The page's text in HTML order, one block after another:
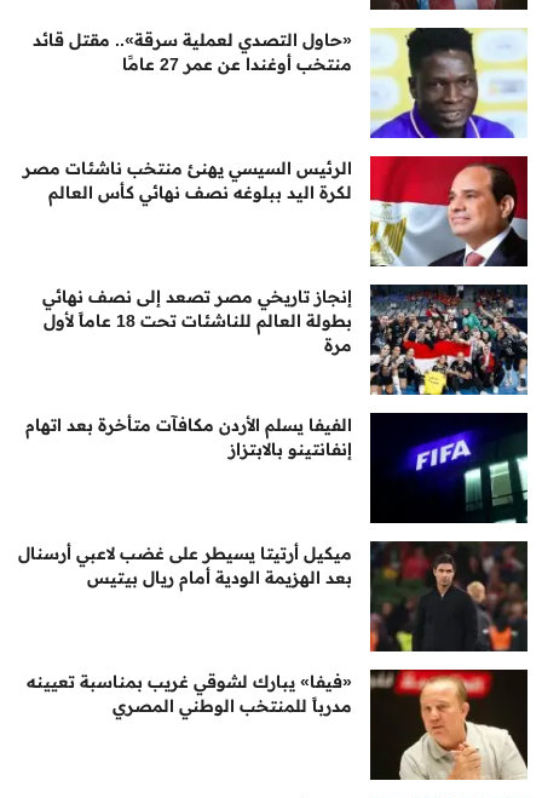
«حاول التصدي لعملية سرقة».. مقتل قائد
منتخب أوغندا عن عمر 27 عامًا
الرئيس السيسي يهنئ منتخب ناشئات مصر
لكرة اليد ببلوغه نصف نهائي كأس العالم
إنجاز تاريخي مصر تصعد إلى نصف نهائي
بطولة العالم للناشئات تحت 18 عاماً لأول
مرة
الفيفا يسلم الأردن مكافآت متأخرة بعد اتهام
إنفانتينو بالابتزاز
ميكيل أرتيتا يسيطر على غضب لاعبي أرسنال
بعد الهزيمة الودية أمام ريال بيتيس
«فيفا» يبارك لشوقي غريب بمناسبة تعيينه
مدرباً للمنتخب الوطني المصري